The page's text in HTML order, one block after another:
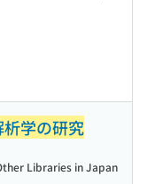
学の研究
Libraries in Japan